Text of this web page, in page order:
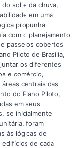
sol e da chuva,
em uma
propunha
com o planejamento
passeios cobertos
Piloto de Brasília,
os diferentes
e comércio,
centrais das
do Plano Piloto,
em seus
se inicialmente
foram
às lógicas de
edifícios de cada